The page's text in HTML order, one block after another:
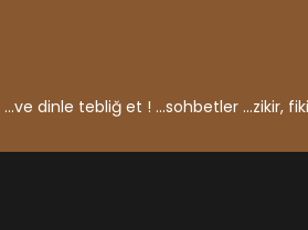
dinle tebliğ et ! ...sohbetler ...zikir,